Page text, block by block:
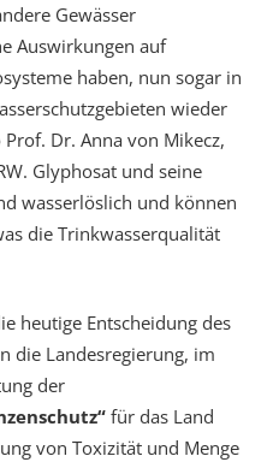
Gewässer
Auswirkungen auf
haben, nun sogar in
wieder
Dr. Anna von Mikecz,
Glyphosat und seine
wasserlöslich und können
die Trinkwasserqualität
heutige Entscheidung des
die Landesregierung, im
der
für das Land
von Toxizität und Menge